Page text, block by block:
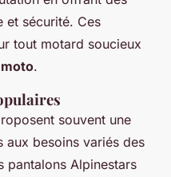
et sécurité. Ces
tout motard soucieux
.
souvent une
aux besoins variés des
pantalons Alpinestars